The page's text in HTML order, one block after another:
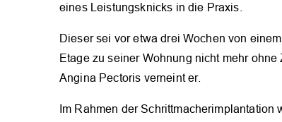
eines Leistungsknicks in die Praxis.
Dieser sei vor etwa drei Wochen von
Etage zu seiner Wohnung nicht mehr
Angina Pectoris verneint er.
Im Rahmen der